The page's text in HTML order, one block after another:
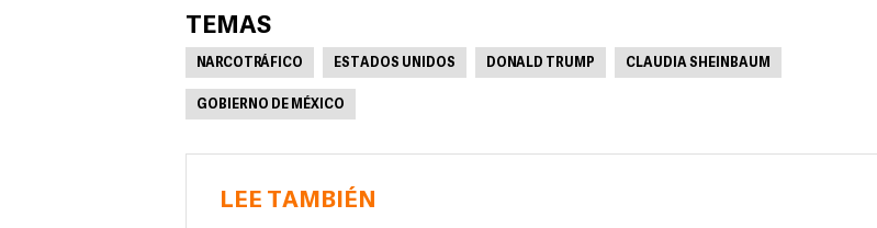
TEMAS
NARCOTRÁFICO ESTADOS UNIDOS DONALD TRUMP CLAUDIA SHEINBAUM
GOBIERNO DE MÉXICO
LEE TAMBIÉN